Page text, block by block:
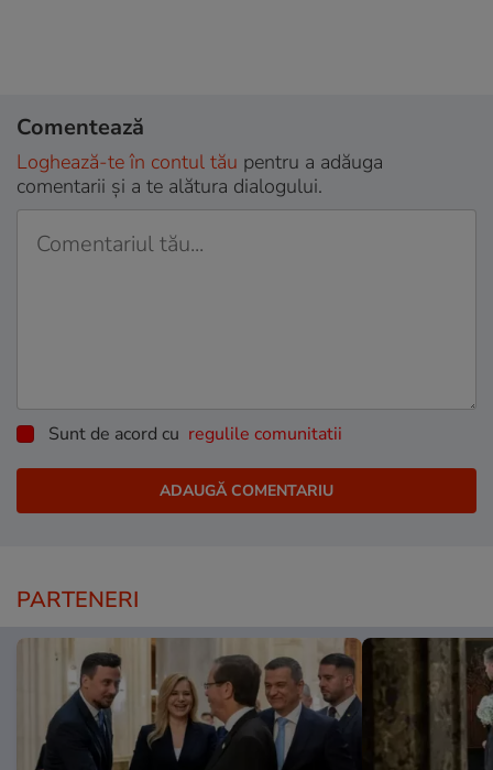
Comentează
Loghează-te în contul tău pentru a adăuga
comentarii și a te alătura dialogului.
Sunt de acord cu regulile comunitatii
PARTENERI